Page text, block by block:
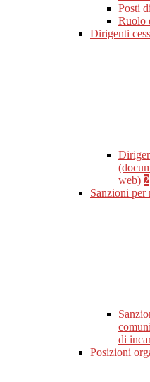
Posti
Ruolo
Dirigenti
web) 2
Sanzioni per
di
Posizioni